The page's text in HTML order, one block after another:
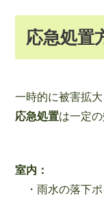
応急処置
一時的に被害拡
応急処置は一定の
室内：
・雨水の落下ポ